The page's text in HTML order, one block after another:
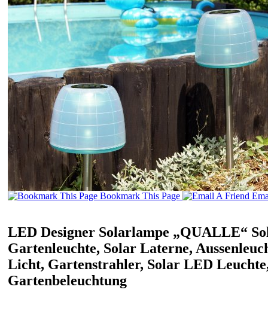
Bookmark This Page
LED Designer Solarlampe „QUALLE“
Gartenleuchte, Solar Laterne,
Licht, Gartenstrahler, Solar LED
Gartenbeleuchtung